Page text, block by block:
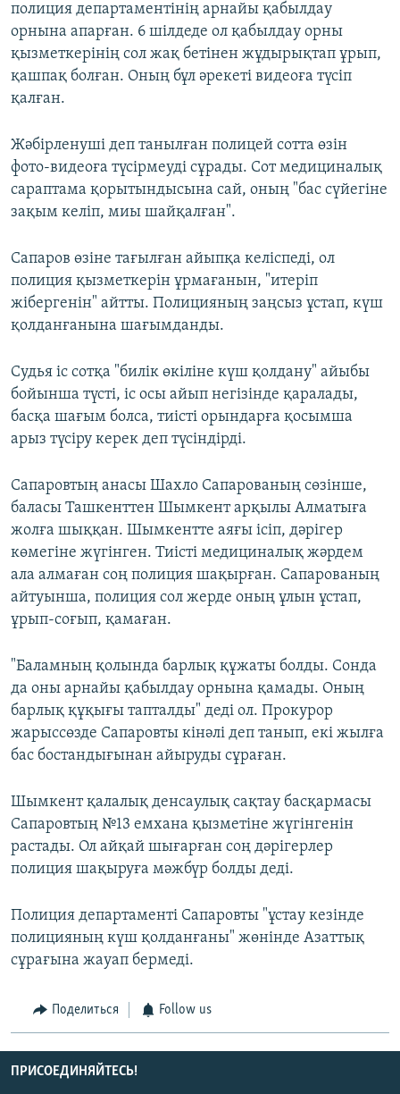
полиция департаментінің арнайы қабылдау
орнына апарған. 6 шілдеде ол қабылдау орны
қызметкерінің сол жақ бетінен жұдырықтап ұрып,
қашпақ болған. Оның бұл әрекеті видеоға түсіп
қалған.
Жәбірленуші деп танылған полицей сотта өзін
фото-видеоға түсірмеуді сұрады. Сот медициналық
сараптама қорытындысына сай, оның "бас сүйегіне
зақым келіп, миы шайқалған".
Сапаров өзіне тағылған айыпқа келіспеді, ол
полиция қызметкерін ұрмағанын, "итеріп
жібергенін" айтты. Полицияның заңсыз ұстап, күш
қолданғанына шағымданды.
Судья іс сотқа "билік өкіліне күш қолдану" айыбы
бойынша түсті, іс осы айып негізінде қаралады,
басқа шағым болса, тиісті орындарға қосымша
арыз түсіру керек деп түсіндірді.
Сапаровтың анасы Шахло Сапарованың сөзінше,
баласы Ташкенттен Шымкент арқылы Алматыға
жолға шыққан. Шымкентте аяғы ісіп, дәрігер
көмегіне жүгінген. Тиісті медициналық жәрдем
ала алмаған соң полиция шақырған. Сапарованың
айтуынша, полиция сол жерде оның ұлын ұстап,
ұрып-соғып, қамаған.
"Баламның қолында барлық құжаты болды. Сонда
да оны арнайы қабылдау орнына қамады. Оның
барлық құқығы тапталды" деді ол. Прокурор
жарыссөзде Сапаровты кінәлі деп танып, екі жылға
бас бостандығынан айыруды сұраған.
Шымкент қалалық денсаулық сақтау басқармасы
Сапаровтың №13 емхана қызметіне жүгінгенін
растады. Ол айқай шығарған соң дәрігерлер
полиция шақыруға мәжбүр болды деді.
Полиция департаменті Сапаровты "ұстау кезінде
полицияның күш қолданғаны" жөнінде Азаттық
сұрағына жауап бермеді.
Поделиться Follow us
ПРИСОЕДИНЯЙТЕСЬ!